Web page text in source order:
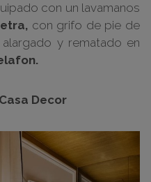
con un lavamanos
con grifo de pie de
y rematado en
Decor